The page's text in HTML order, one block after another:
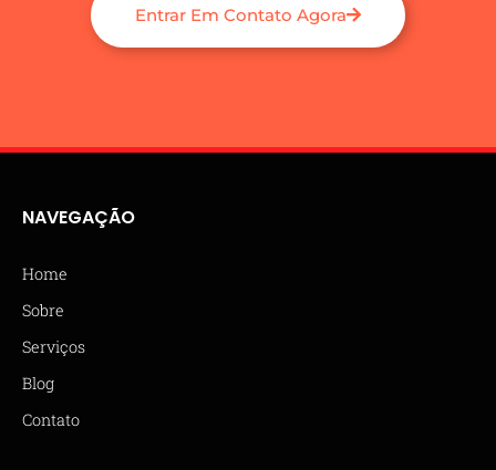
Entrar Em Contato Agora
NAVEGAÇÃO
Home
Sobre
Serviços
Blog
Contato